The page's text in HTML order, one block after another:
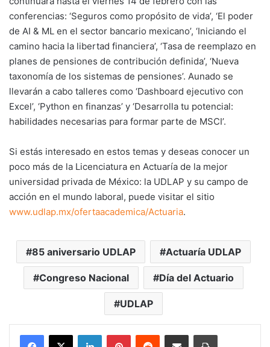
conferencias: ‘Seguros como propósito de vida’, ‘El poder
de AI & ML en el sector bancario mexicano’, ‘Iniciando el
camino hacia la libertad financiera’, ‘Tasa de reemplazo en
planes de pensiones de contribución definida’, ‘Nueva
taxonomía de los sistemas de pensiones’. Aunado se
llevarán a cabo talleres como ‘Dashboard ejecutivo con
Excel’, ‘Python en finanzas’ y ‘Desarrolla tu potencial:
habilidades necesarias para formar parte de MSCI’.
Si estás interesado en estos temas y deseas conocer un
poco más de la Licenciatura en Actuaría de la mejor
universidad privada de México: la UDLAP y su campo de
acción en el mundo laboral, puede visitar el sitio
www.udlap.mx/ofertaacademica/Actuaria.
85 aniversario UDLAP Actuaría UDLAP
Congreso Nacional Día del Actuario
UDLAP
LinkedInPinterestReddit Share via Email Print